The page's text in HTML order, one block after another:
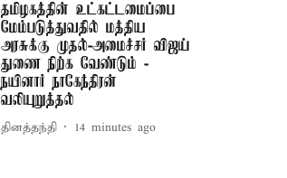
தமிழகத்தின் உட்கட்டமைப்பை
மேம்படுத்துவதில் மத்திய
அரசுக்கு முதல்-அமைச்சர் விஜய்
துணை நிற்க வேண்டும் -
நயினார் நாகேந்திரன்
வலியுறுத்தல்
தினத்தந்தி 14 minutes ago